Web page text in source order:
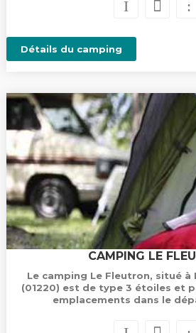
Détails du camping
CAMPING LE
Le camping Le Fleutron, situé à
(01220) est de type 3 étoiles et
emplacements dans le